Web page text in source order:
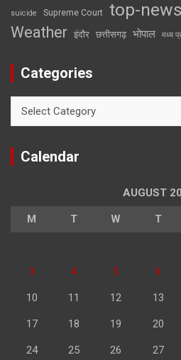
suicide Supreme Court top-news
Weather इंदौर छत्तीसगढ़ भोपाल मध्य
Categories
Calendar
AUGUST
M T W T
3 4 5 6
10 11 12 13
17 18 19 20
24 25 26 27